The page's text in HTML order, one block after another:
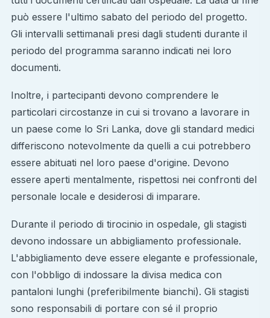
può essere l'ultimo sabato del periodo del progetto.
Gli intervalli settimanali presi dagli studenti durante il
periodo del programma saranno indicati nei loro
documenti.
Inoltre, i partecipanti devono comprendere le
particolari circostanze in cui si trovano a lavorare in
un paese come lo Sri Lanka, dove gli standard medici
differiscono notevolmente da quelli a cui potrebbero
essere abituati nel loro paese d'origine. Devono
essere aperti mentalmente, rispettosi nei confronti del
personale locale e desiderosi di imparare.
Durante il periodo di tirocinio in ospedale, gli stagisti
devono indossare un abbigliamento professionale.
L'abbigliamento deve essere elegante e professionale,
con l'obbligo di indossare la divisa medica con
pantaloni lunghi (preferibilmente bianchi). Gli stagisti
sono responsabili di portare con sé il proprio